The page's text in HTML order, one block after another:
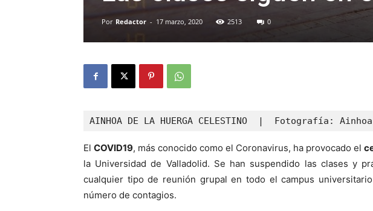
Por Redactor - 17 marzo, 2020 2513 0
AINHOA DE LA HUERGA CELESTINO  |  Fotografía:
El COVID19, más conocido como el Coronavirus, ha provocado el
la Universidad de Valladolid. Se han suspendido las clases y
cualquier tipo de reunión grupal en todo el campus
número de contagios.